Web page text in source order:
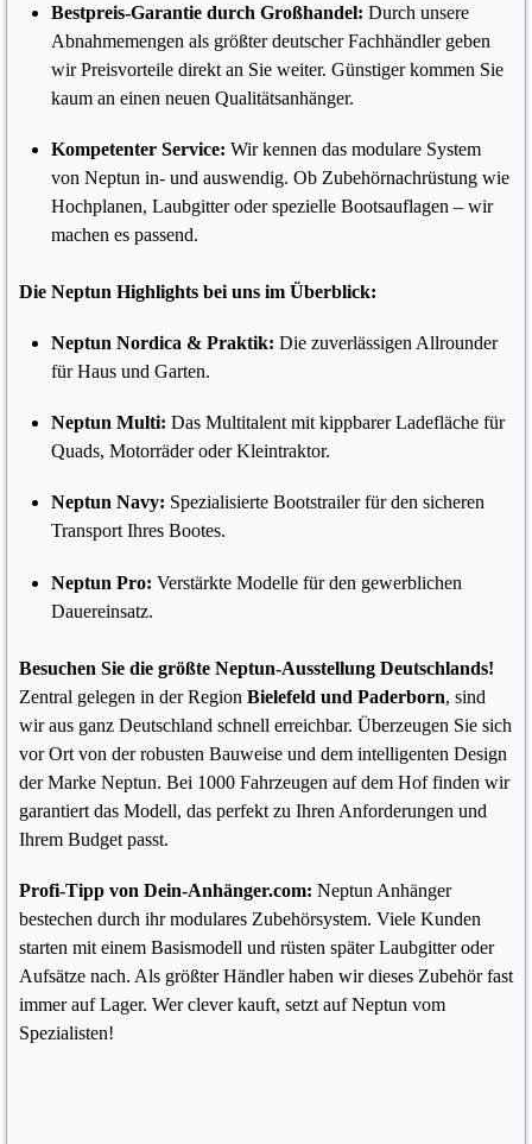
Bestpreis-Garantie durch Großhandel: Durch unsere
Abnahmemengen als größter deutscher Fachhändler geben
wir Preisvorteile direkt an Sie weiter. Günstiger kommen Sie
kaum an einen neuen Qualitätsanhänger.
Kompetenter Service: Wir kennen das modulare System
von Neptun in- und auswendig. Ob Zubehörnachrüstung wie
Hochplanen, Laubgitter oder spezielle Bootsauflagen – wir
machen es passend.
Die Neptun Highlights bei uns im Überblick:
Neptun Nordica & Praktik: Die zuverlässigen Allrounder
für Haus und Garten.
Neptun Multi: Das Multitalent mit kippbarer Ladefläche für
Quads, Motorräder oder Kleintraktor.
Neptun Navy: Spezialisierte Bootstrailer für den sicheren
Transport Ihres Bootes.
Neptun Pro: Verstärkte Modelle für den gewerblichen
Dauereinsatz.
Besuchen Sie die größte Neptun-Ausstellung Deutschlands!
Zentral gelegen in der Region Bielefeld und Paderborn, sind
wir aus ganz Deutschland schnell erreichbar. Überzeugen Sie sich
vor Ort von der robusten Bauweise und dem intelligenten Design
der Marke Neptun. Bei 1000 Fahrzeugen auf dem Hof finden wir
garantiert das Modell, das perfekt zu Ihren Anforderungen und
Ihrem Budget passt.
Profi-Tipp von Dein-Anhänger.com: Neptun Anhänger
bestechen durch ihr modulares Zubehörsystem. Viele Kunden
starten mit einem Basismodell und rüsten später Laubgitter oder
Aufsätze nach. Als größter Händler haben wir dieses Zubehör fast
immer auf Lager. Wer clever kauft, setzt auf Neptun vom
Spezialisten!